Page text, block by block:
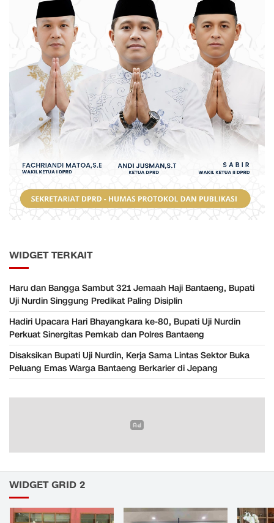
WIDGET TERKAIT
Haru dan Bangga Sambut 321 Jemaah Haji Bantaeng, Bupati
Uji Nurdin Singgung Predikat Paling Disiplin
Hadiri Upacara Hari Bhayangkara ke-80, Bupati Uji Nurdin
Perkuat Sinergitas Pemkab dan Polres Bantaeng
Disaksikan Bupati Uji Nurdin, Kerja Sama Lintas Sektor Buka
Peluang Emas Warga Bantaeng Berkarier di Jepang
WIDGET GRID 2